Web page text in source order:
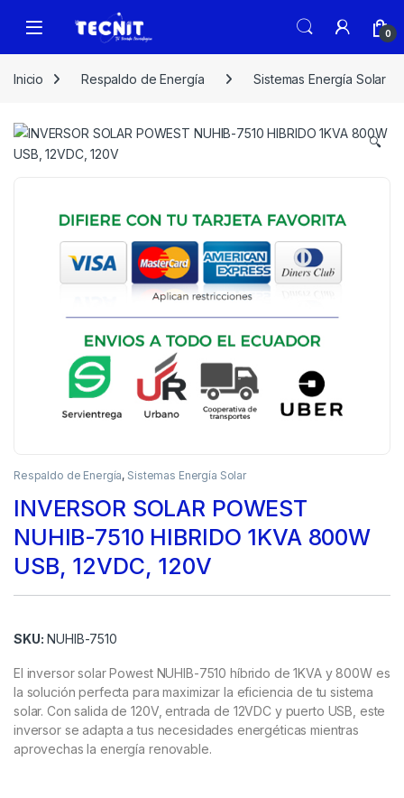
0
Inicio Respaldo de Energía Sistemas Energía Solar
🔍
Respaldo de Energía, Sistemas Energía Solar
INVERSOR SOLAR POWEST
NUHIB-7510 HIBRIDO 1KVA 800W
USB, 12VDC, 120V
SKU: NUHIB-7510
El inversor solar Powest NUHIB-7510 híbrido de 1KVA y 800W es
la solución perfecta para maximizar la eficiencia de tu sistema
solar. Con salida de 120V, entrada de 12VDC y puerto USB, este
inversor se adapta a tus necesidades energéticas mientras
aprovechas la energía renovable.